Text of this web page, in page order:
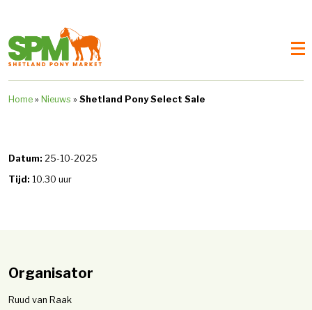
Home » Nieuws » Shetland Pony Select Sale
Datum: 25-10-2025
Tijd: 10.30 uur
Organisator
Ruud van Raak